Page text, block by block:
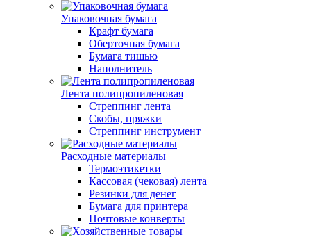
Упаковочная бумага
Крафт бумага
Оберточная бумага
Бумага тишью
Наполнитель
Лента полипропиленовая
Стреппинг лента
Скобы, пряжки
Стреппинг инструмент
Расходные материалы
Термоэтикетки
Кассовая (чековая) лента
Резинки для денег
Бумага для принтера
Почтовые конверты